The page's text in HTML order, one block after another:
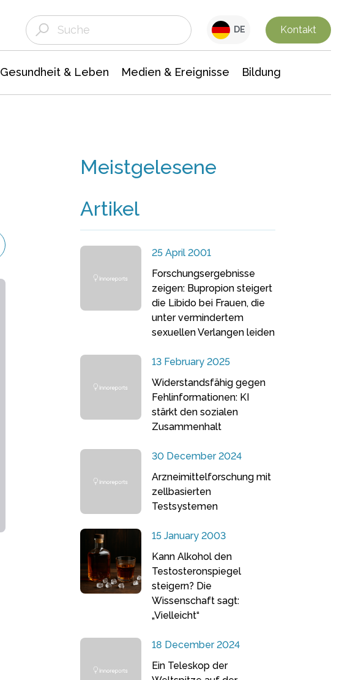
DE Kontakt
Gesundheit & Leben Medien & Ereignisse Bildung
Meistgelesene
Artikel
25 April 2001
Forschungsergebnisse
zeigen: Bupropion steigert
die Libido bei Frauen, die
unter vermindertem
sexuellen Verlangen leiden
13 February 2025
Widerstandsfähig gegen
Fehlinformationen: KI
stärkt den sozialen
Zusammenhalt
30 December 2024
Arzneimittelforschung mit
zellbasierten
Testsystemen
15 January 2003
Kann Alkohol den
Testosteronspiegel
steigern? Die
Wissenschaft sagt:
„Vielleicht“
18 December 2024
Ein Teleskop der